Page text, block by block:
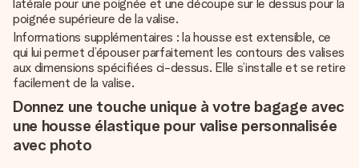
latérale pour une poignée et une découpe sur le dessus pour la
poignée supérieure de la valise.
Informations supplémentaires : la housse est extensible, ce
qui lui permet d’épouser parfaitement les contours des valises
aux dimensions spécifiées ci-dessus. Elle s’installe et se retire
facilement de la valise.
Donnez une touche unique à votre bagage avec
une housse élastique pour valise personnalisée
avec photo